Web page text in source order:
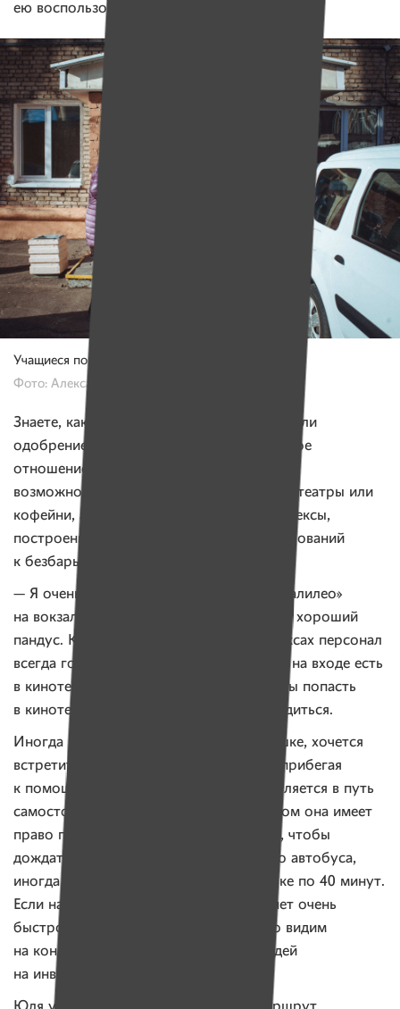
ею воспользоваться.
Учащиеся помогают Юле добраться до машины.
Фото: Александр Васюкович, Имена
Знаете, какие заведения в Минске заслужили
одобрение колясочников за дружественное
отношение к людям с ограниченными
возможностями? Отнюдь не театры, кинотеатры или
кофейни, а современные торговые комплексы,
построенные с учетом современных требований
к безбарьерной среде.
— Я очень люблю торговый комплекс «Галилео»
на вокзале, — говорит Юля. — Там очень хороший
пандус. Кроме того, в торговых комплексах персонал
всегда готов прийти на помощь. Пандус на входе есть
в кинотеатре «Комсомолец». А вот чтобы попасть
в кинотеатр «Октябрь», придется потрудиться.
Иногда Юле, как любой молодой девушке, хочется
встретиться с друзьями и потусить, не прибегая
к помощи родителей. Тогда она отправляется в путь
самостоятельно. Городским транспортом она имеет
право пользоваться бесплатно. Правда, чтобы
дождаться подходящего низкопольного автобуса,
иногда приходится торчать на остановке по 40 минут.
Если на улице холодно, энтузиазм гаснет очень
быстро. Может, поэтому мы так редко видим
на концертах, в театре и кафешках людей
на инвалидных колясках.